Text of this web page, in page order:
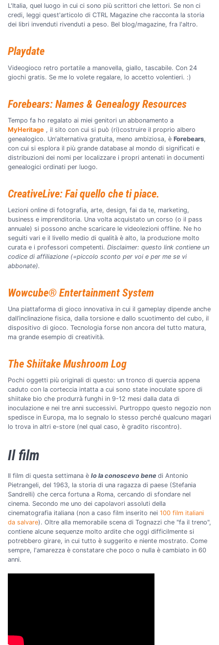
L'Italia, quel luogo in cui ci sono più scrittori che lettori. Se non ci
credi, leggi quest'articolo di CTRL Magazine che racconta la storia
dei libri invenduti rivenduti a peso. Bel blog/magazine, fra l'altro.
Playdate
Videogioco retro portatile a manovella, giallo, tascabile. Con 24
giochi gratis. Se me lo volete regalare, lo accetto volentieri. :)
Forebears: Names & Genealogy Resources
Tempo fa ho regalato ai miei genitori un abbonamento a
MyHeritage , il sito con cui si può (ri)costruire il proprio albero
genealogico. Un'alternativa gratuita, meno ambiziosa, è Forebears,
con cui si esplora il più grande database al mondo di significati e
distribuzioni dei nomi per localizzare i propri antenati in documenti
genealogici ordinati per luogo.
CreativeLive: Fai quello che ti piace.
Lezioni online di fotografia, arte, design, fai da te, marketing,
business e imprenditoria. Una volta acquistato un corso (o il pass
annuale) si possono anche scaricare le videolezioni offline. Ne ho
seguiti vari e il livello medio di qualità è alto, la produzione molto
curata e i professori competenti. Disclaimer: questo link contiene un
codice di affiliazione (=piccolo sconto per voi e per me se vi
abbonate).
Wowcube® Entertainment System
Una piattaforma di gioco innovativa in cui il gameplay dipende anche
dall’inclinazione fisica, dalla torsione e dallo scuotimento del cubo, il
dispositivo di gioco. Tecnologia forse non ancora del tutto matura,
ma grande esempio di creatività.
The Shiitake Mushroom Log
Pochi oggetti più originali di questo: un tronco di quercia appena
caduto con la corteccia intatta a cui sono state inoculate spore di
shiitake bio che produrrà funghi in 9-12 mesi dalla data di
inoculazione e nei tre anni successivi. Purtroppo questo negozio non
spedisce in Europa, ma lo segnalo lo stesso perché qualcuno magari
lo trova in altri e-store (nel qual caso, è gradito riscontro).
Il film
Il film di questa settimana è Io la conoscevo bene di Antonio
Pietrangeli, del 1963, la storia di una ragazza di paese (Stefania
Sandrelli) che cerca fortuna a Roma, cercando di sfondare nel
cinema. Secondo me uno dei capolavori assoluti della
cinematografia italiana (non a caso film inserito nei 100 film italiani
da salvare). Oltre alla memorabile scena di Tognazzi che "fa il treno",
contiene alcune sequenze molto ardite che oggi difficilmente si
potrebbero girare, in cui tutto è suggerito e niente mostrato. Come
sempre, l'amarezza è constatare che poco o nulla è cambiato in 60
anni.